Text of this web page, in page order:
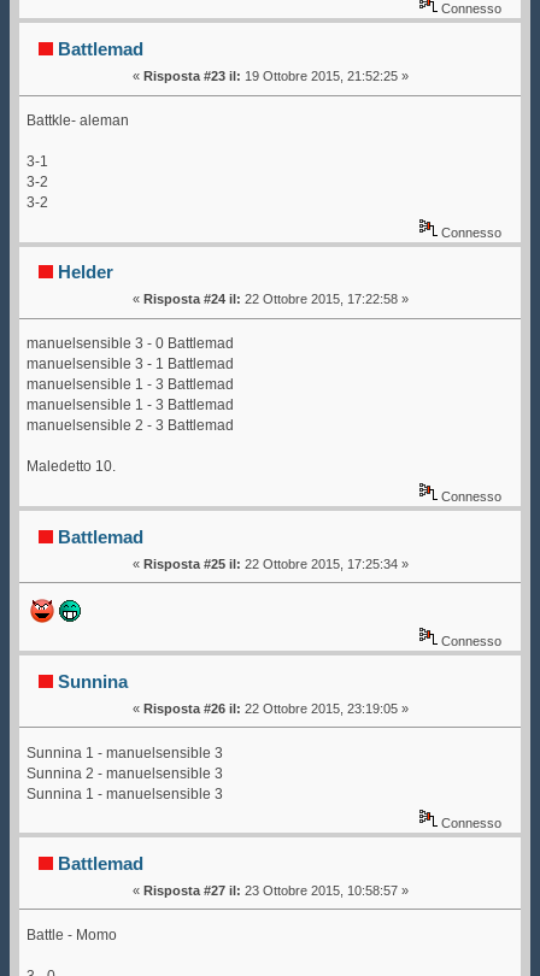
Connesso
Battlemad
« Risposta #23 il: 19 Ottobre 2015, 21:52:25 »
Battkle- aleman
3-1
3-2
3-2
Connesso
Helder
« Risposta #24 il: 22 Ottobre 2015, 17:22:58 »
manuelsensible 3 - 0 Battlemad
manuelsensible 3 - 1 Battlemad
manuelsensible 1 - 3 Battlemad
manuelsensible 1 - 3 Battlemad
manuelsensible 2 - 3 Battlemad
Maledetto 10.
Connesso
Battlemad
« Risposta #25 il: 22 Ottobre 2015, 17:25:34 »
Connesso
Sunnina
« Risposta #26 il: 22 Ottobre 2015, 23:19:05 »
Sunnina 1 - manuelsensible 3
Sunnina 2 - manuelsensible 3
Sunnina 1 - manuelsensible 3
Connesso
Battlemad
« Risposta #27 il: 23 Ottobre 2015, 10:58:57 »
Battle - Momo